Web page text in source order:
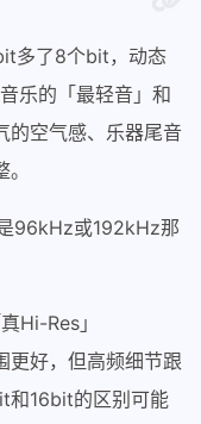
多了8个bit，动态
乐的「最轻音」和
的空气感、乐器尾音
96kHz或192kHz那
Hi-Res」
更好，但高频细节跟
和16bit的区别可能